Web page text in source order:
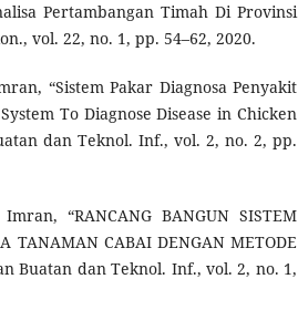
Pertambangan Timah Di Provinsi
vol. 22, no. 1, pp. 54–62, 2020.
“Sistem Pakar Diagnosa Penyakit
To Diagnose Disease in Chicken
dan Teknol. Inf., vol. 2, no. 2, pp.
“RANCANG BANGUN SISTEM
TANAMAN CABAI DENGAN METODE
Buatan dan Teknol. Inf., vol. 2, no. 1,